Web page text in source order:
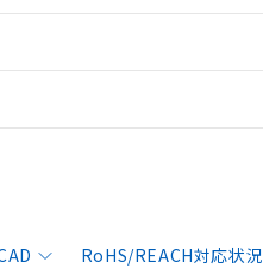
RoHS/REACH対応状況